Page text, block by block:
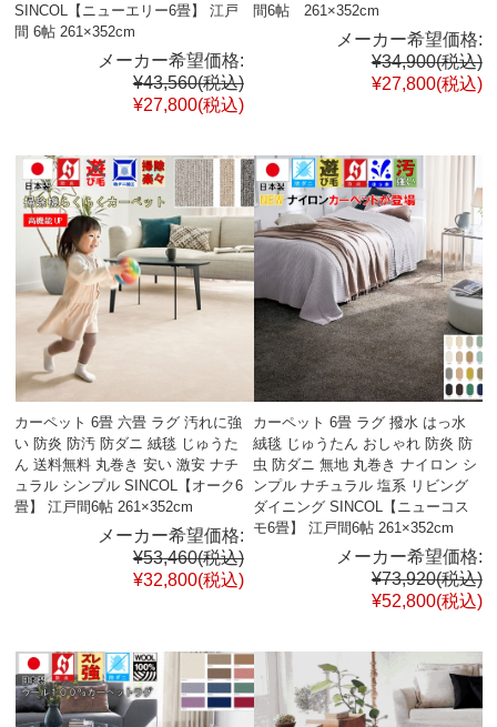
SINCOL【ニューエリー6畳】 江戸
間 6帖 261×352cm
メーカー希望価格:
¥43,560(税込)
¥27,800(税込)
間6帖 261×352cm
メーカー希望価格:
¥34,900(税込)
¥27,800(税込)
カーペット 6畳 六畳 ラグ 汚れに強
い 防炎 防汚 防ダニ 絨毯 じゅうた
ん 送料無料 丸巻き 安い 激安 ナチ
ュラル シンプル SINCOL【オーク6
畳】 江戸間6帖 261×352cm
メーカー希望価格:
¥53,460(税込)
¥32,800(税込)
カーペット 6畳 ラグ 撥水 はっ水
絨毯 じゅうたん おしゃれ 防炎 防
虫 防ダニ 無地 丸巻き ナイロン シ
ンプル ナチュラル 塩系 リビング
ダイニング SINCOL【ニューコス
モ6畳】 江戸間6帖 261×352cm
メーカー希望価格:
¥73,920(税込)
¥52,800(税込)